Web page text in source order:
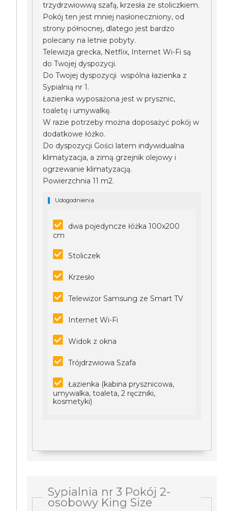
trzydrzwiowwą szafą, krzesła ze stoliczkiem.
Pokój ten jest mniej nasłoneczniony, od
strony północnej, dlatego jest bardzo
polecany na letnie pobyty.
Telewizja grecka, Netflix, Internet Wi-Fi są
do Twojej dyspozycji.
Do Twojej dyspozycji wspólna łazienka z
Sypialnią nr 1.
Łazienka wyposażona jest w prysznic,
toaletę i umywalkę.
W razie potrzeby można doposażyć pokój w
dodatkowe łóżko.
Do dyspozycji Gości latem indywidualna
klimatyzacja, a zimą grzejnik olejowy i
ogrzewanie klimatyzacją.
Powierzchnia 11 m2.
Udogodnienia
dwa pojedyncze łóżka 100x200
cm
Stoliczek
Krzesło
Telewizor Samsung ze Smart TV
Internet Wi-Fi
Widok z okna
Trójdrzwiowa Szafa
Łazienka (kabina prysznicowa,
umywalka, toaleta, 2 ręczniki,
kosmetyki)
Sypialnia nr 3 Pokój 2-
osobowy King Size